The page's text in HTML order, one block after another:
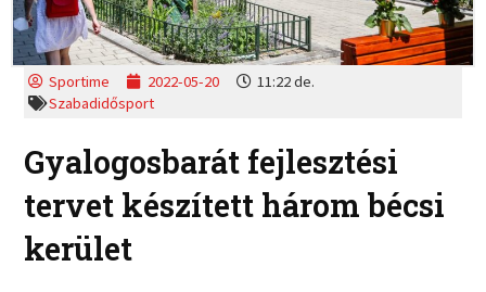
Sportime 2022-05-20
11:22 de.
Szabadidősport
Gyalogosbarát fejlesztési
tervet készített három bécsi
kerület